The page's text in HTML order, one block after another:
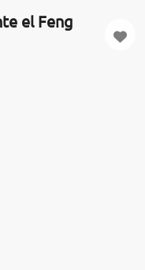
el Feng